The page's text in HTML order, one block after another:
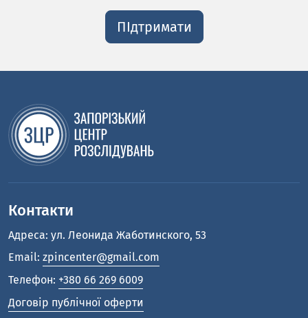
ПІдтримати
Контакти
Адреса: ул. Леонида Жаботинского, 53
Email: zpincenter@gmail.com
Телефон: +380 66 269 6009
Договір публічної оферти